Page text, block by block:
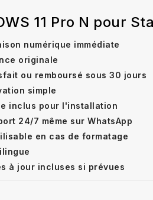
11 Pro N pour
numérique immédiate
originale
ou remboursé sous 30 jours
simple
inclus pour l'installation
24/7 même sur WhatsApp
en cas de formatage
à jour incluses si prévues